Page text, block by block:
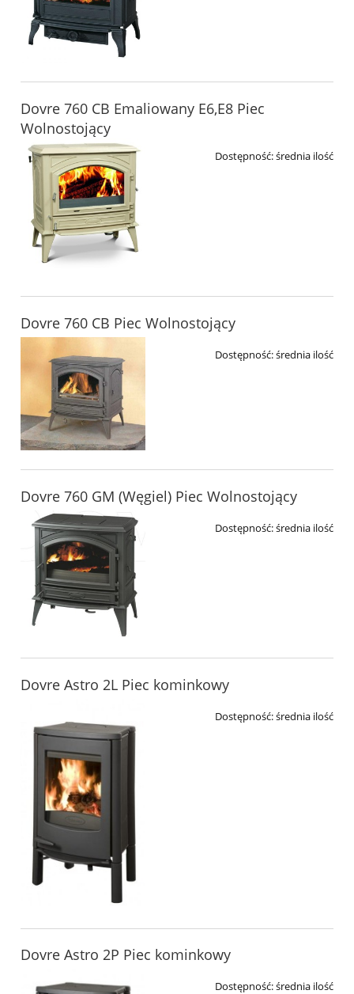
Dovre 760 CB Emaliowany E6,E8 Piec
Wolnostojący
Dostępność:średnia ilość
Dovre 760 CB Piec Wolnostojący
Dostępność:średnia ilość
Dovre 760 GM (Węgiel) Piec Wolnostojący
Dostępność:średnia ilość
Dovre Astro 2L Piec kominkowy
Dostępność:średnia ilość
Dovre Astro 2P Piec kominkowy
Dostępność:średnia ilość